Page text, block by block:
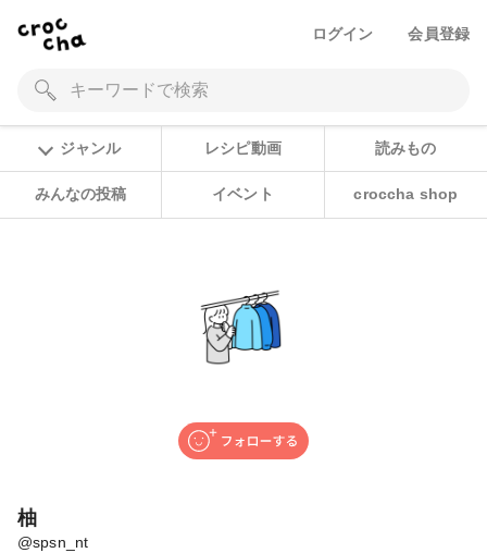
ログイン 会員登録
ジャンル レシピ動画 読みもの
みんなの投稿 イベント croccha shop
柚
@spsn_nt